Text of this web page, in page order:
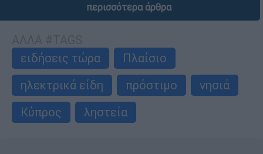
περισσότερα άρθρα
ειδήσεις τώρα
Πλαίσιο
ηλεκτρικά είδη
πρόστιμο
νησιά
Κύπρος
ληστεία